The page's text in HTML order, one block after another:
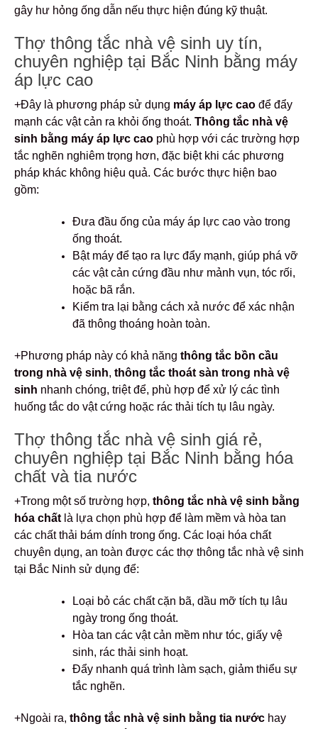
gây hư hỏng ống dẫn nếu thực hiện đúng kỹ thuật.
Thợ thông tắc nhà vệ sinh uy tín,
chuyên nghiệp tại Bắc Ninh bằng máy
áp lực cao
+Đây là phương pháp sử dụng máy áp lực cao để đẩy
mạnh các vật cản ra khỏi ống thoát. Thông tắc nhà vệ
sinh bằng máy áp lực cao phù hợp với các trường hợp
tắc nghẽn nghiêm trọng hơn, đặc biệt khi các phương
pháp khác không hiệu quả. Các bước thực hiện bao
gồm:
Đưa đầu ống của máy áp lực cao vào trong
ống thoát.
Bật máy để tạo ra lực đẩy mạnh, giúp phá vỡ
các vật cản cứng đầu như mảnh vụn, tóc rối,
hoặc bã rắn.
Kiểm tra lại bằng cách xả nước để xác nhận
đã thông thoáng hoàn toàn.
+Phương pháp này có khả năng thông tắc bồn cầu
trong nhà vệ sinh, thông tắc thoát sàn trong nhà vệ
sinh nhanh chóng, triệt để, phù hợp để xử lý các tình
huống tắc do vật cứng hoặc rác thải tích tụ lâu ngày.
Thợ thông tắc nhà vệ sinh giá rẻ,
chuyên nghiệp tại Bắc Ninh bằng hóa
chất và tia nước
+Trong một số trường hợp, thông tắc nhà vệ sinh bằng
hóa chất là lựa chọn phù hợp để làm mềm và hòa tan
các chất thải bám dính trong ống. Các loại hóa chất
chuyên dụng, an toàn được các thợ thông tắc nhà vệ sinh
tại Bắc Ninh sử dụng để:
Loại bỏ các chất cặn bã, dầu mỡ tích tụ lâu
ngày trong ống thoát.
Hòa tan các vật cản mềm như tóc, giấy vệ
sinh, rác thải sinh hoạt.
Đẩy nhanh quá trình làm sạch, giảm thiểu sự
tắc nghẽn.
+Ngoài ra, thông tắc nhà vệ sinh bằng tia nước hay